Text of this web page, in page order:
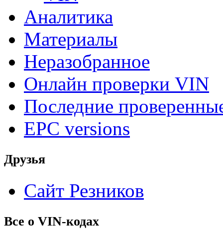
Аналитика
Материалы
Неразобранное
Онлайн проверки VIN
Последние
EPC versions
Друзья
Сайт Резников
Все о VIN-кодах